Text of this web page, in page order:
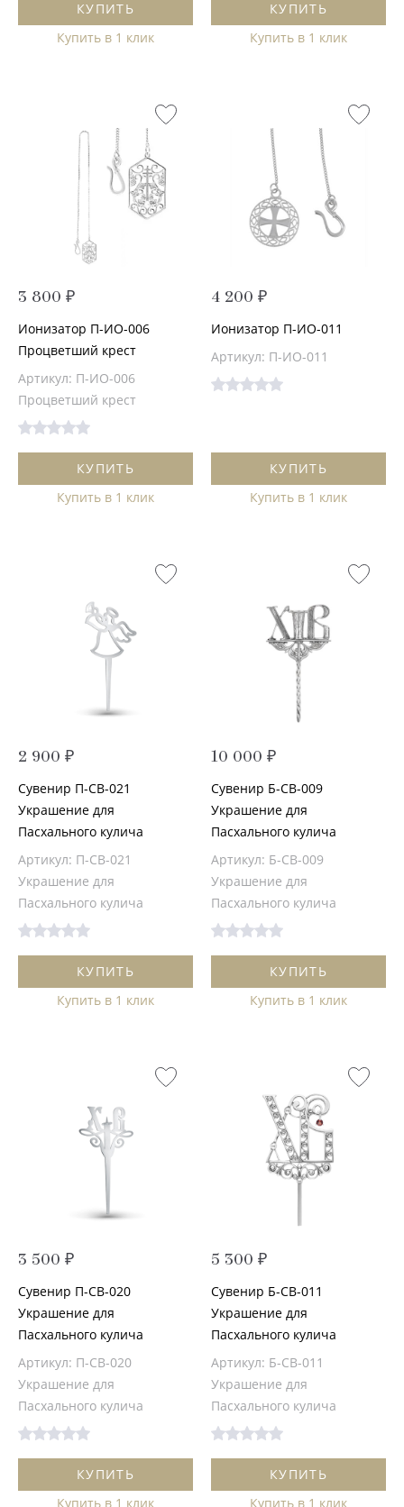
КУПИТЬ
Купить в 1 клик
КУПИТЬ
Купить в 1 клик
3 800 ₽
Ионизатор П-ИО-006
Процветший крест
Артикул: П-ИО-006
Процветший крест
КУПИТЬ
Купить в 1 клик
4 200 ₽
Ионизатор П-ИО-011
Артикул: П-ИО-011
КУПИТЬ
Купить в 1 клик
2 900 ₽
Сувенир П-СВ-021
Украшение для
Пасхального кулича
Артикул: П-СВ-021
Украшение для
Пасхального кулича
КУПИТЬ
Купить в 1 клик
10 000 ₽
Сувенир Б-СВ-009
Украшение для
Пасхального кулича
Артикул: Б-СВ-009
Украшение для
Пасхального кулича
КУПИТЬ
Купить в 1 клик
3 500 ₽
Сувенир П-СВ-020
Украшение для
Пасхального кулича
Артикул: П-СВ-020
Украшение для
Пасхального кулича
КУПИТЬ
Купить в 1 клик
5 300 ₽
Сувенир Б-СВ-011
Украшение для
Пасхального кулича
Артикул: Б-СВ-011
Украшение для
Пасхального кулича
КУПИТЬ
Купить в 1 клик